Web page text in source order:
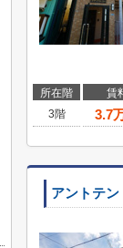
所在階 賃
3階
3.7
アントテン